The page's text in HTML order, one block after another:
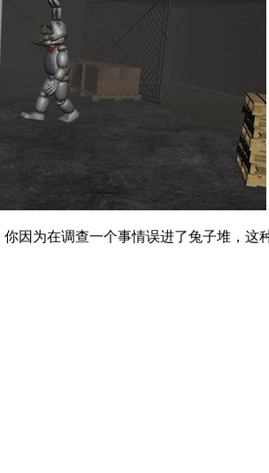
为在调查一个事情误进了兔子堆，这